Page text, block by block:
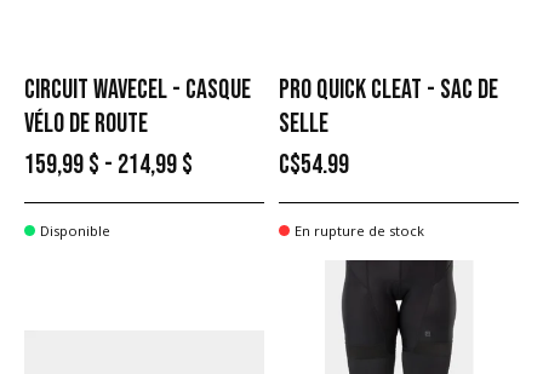
CIRCUIT WAVECEL - CASQUE
VÉLO DE ROUTE
159,99 $ - 214,99 $
Disponible
PRO QUICK CLEAT - SAC DE
SELLE
C$54.99
En rupture de stock